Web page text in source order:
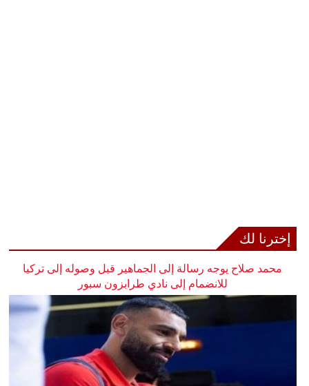
إخترنا لك
محمد صلاح يوجه رسالة إلى الجماهير قبل وصوله إلى تركيا
للانضمام إلى نادي طرابزون سبور